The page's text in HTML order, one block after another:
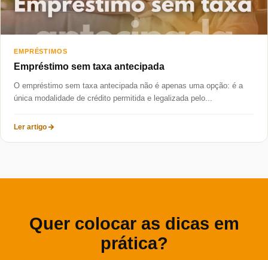
EMPRÉSTIMOS
Empréstimo sem taxa antecipada
O empréstimo sem taxa antecipada não é apenas uma opção: é a
única modalidade de crédito permitida e legalizada pelo...
Ler artigo
Quer colocar as dicas em
prática?